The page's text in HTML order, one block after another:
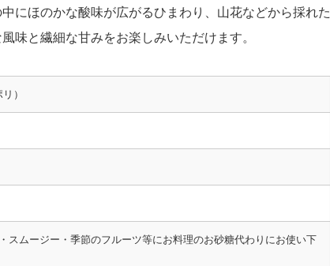
にほのかな酸味が広がるひまわり、山花などから採れた
味と繊細な甘みをお楽しみいただけます。
）
スムージー・季節のフルーツ等にお料理のお砂糖代わりにお使い下